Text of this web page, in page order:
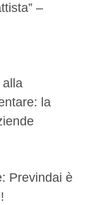
–
alla
la
Previndai è